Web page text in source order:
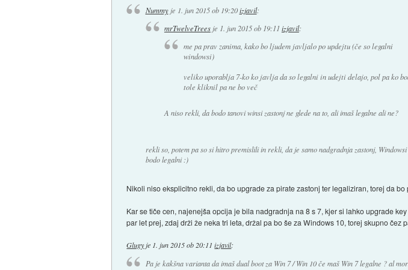
Nummyje 1. jun 2015 ob 19:20 izjavil:
mrTwelveTreesje 1. jun 2015 ob 19:11 izjavil:
me pa prav zanima, kako bo ljudem javljalo po updejtu (če so legalni
windowsi)
veliko uporablja 7-ko ko javlja da so legalni in udejti delajo, pol pa ko
tole kliknil pa ne bo več
A niso rekli, da bodo tanovi winsi zastonj ne glede na to, ali imaš legalne ali ne?
rekli so, potem pa so si hitro premislili in rekli, da je samo nadgradnja zastonj, Windowsi
bodo legalni :)
Nikoli niso eksplicitno rekli, da bo upgrade za pirate zastonj ter legaliziran, torej da
Kar se tiče cen, najenejša opcija je bila nadgradnja na 8 s 7, kjer si lahko upgrade
par let prej, zdaj drži že neka tri leta, držal pa bo še za Windows 10, torej skupno čez
Glugyje 1. jun 2015 ob 20:11 izjavil:
Pa je kakšna varianta da imaš dual boot za Win 7 / Win 10 če maš Win 7 legalne ? al